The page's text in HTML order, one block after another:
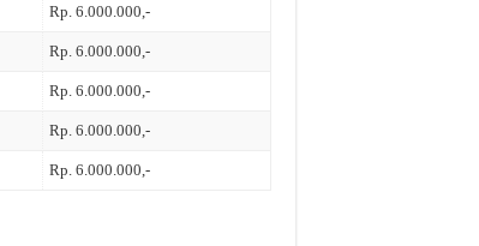
Rp. 6.000.000,-
Rp. 6.000.000,-
Rp. 6.000.000,-
Rp. 6.000.000,-
Rp. 6.000.000,-